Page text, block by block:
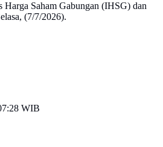
Saham Gabungan (IHSG) dan
(7/7/2026).
WIB